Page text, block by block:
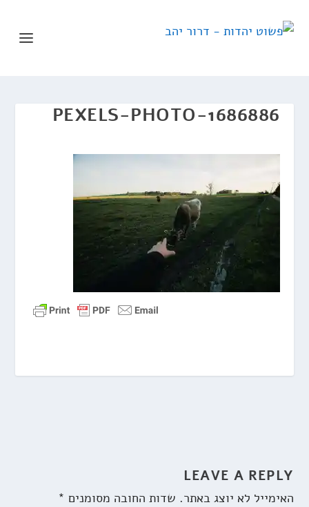
PEXELS-PHOTO-1686886
LEAVE A REPLY
האימייל לא יוצג באתר. שדות החובה מסומנים *